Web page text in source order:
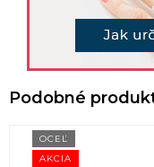
AKCIA
OCEĽ